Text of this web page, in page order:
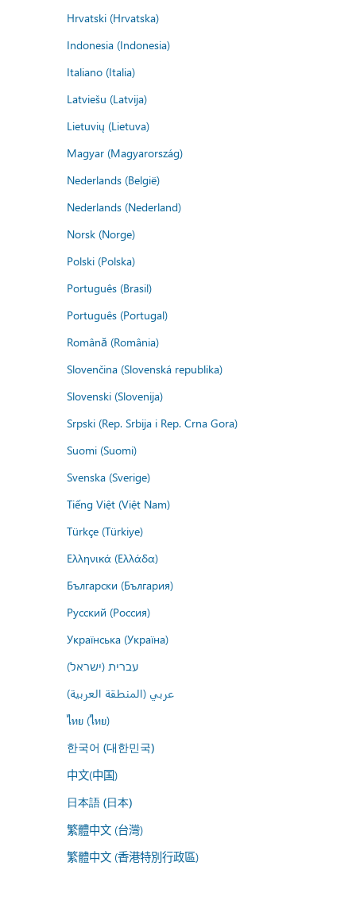
Hrvatski (Hrvatska)
Indonesia (Indonesia)
Italiano (Italia)
Latviešu (Latvija)
Lietuvių (Lietuva)
Magyar (Magyarország)
Nederlands (België)
Nederlands (Nederland)
Norsk (Norge)
Polski (Polska)
Português (Brasil)
Português (Portugal)
Română (România)
Slovenčina (Slovenská republika)
Slovenski (Slovenija)
Srpski (Rep. Srbija i Rep. Crna Gora)
Suomi (Suomi)
Svenska (Sverige)
Tiếng Việt (Việt Nam)
Türkçe (Türkiye)
Ελληνικά (Ελλάδα)
Български (България)
Русский (Россия)
Українська (Україна)
עברית (ישראל)
عربي (المنطقة العربية)
ไทย (ไทย)
한국어 (대한민국)
中文(中国)
日本語 (日本)
繁體中文 (台灣)
繁體中文 (香港特別行政區)